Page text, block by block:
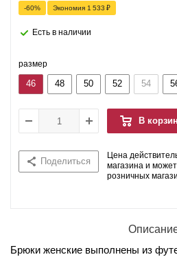
-60% Экономия 1 533 ₽
Есть в наличии
размер
46 48 50 52 54
В
Поделиться
Цена
магазина и
розничных
Брюки женские выполнены из